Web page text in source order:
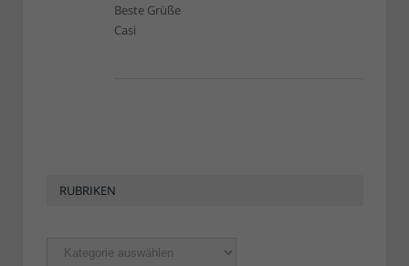
Beste Grüße
Casi
RUBRIKEN
Rubriken